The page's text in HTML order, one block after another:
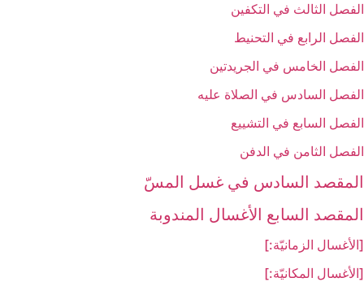
الفصل الثالث في التكفين
الفصل الرابع‏ في التحنيط
الفصل الخامس في الجريدتين
الفصل السادس في الصلاة عليه
الفصل السابع في التشييع
الفصل الثامن في الدفن
المقصد السادس في غسل المسّ‏
المقصد السابع الأغسال المندوبة
[الأغسال الزمانيّة:]
[الأغسال المكانيّة:]